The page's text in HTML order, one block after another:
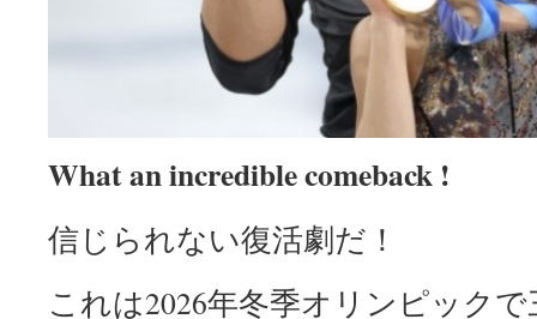
What an incredible comeback !
信じられない復活劇だ！
これは2026年冬季オリンピック